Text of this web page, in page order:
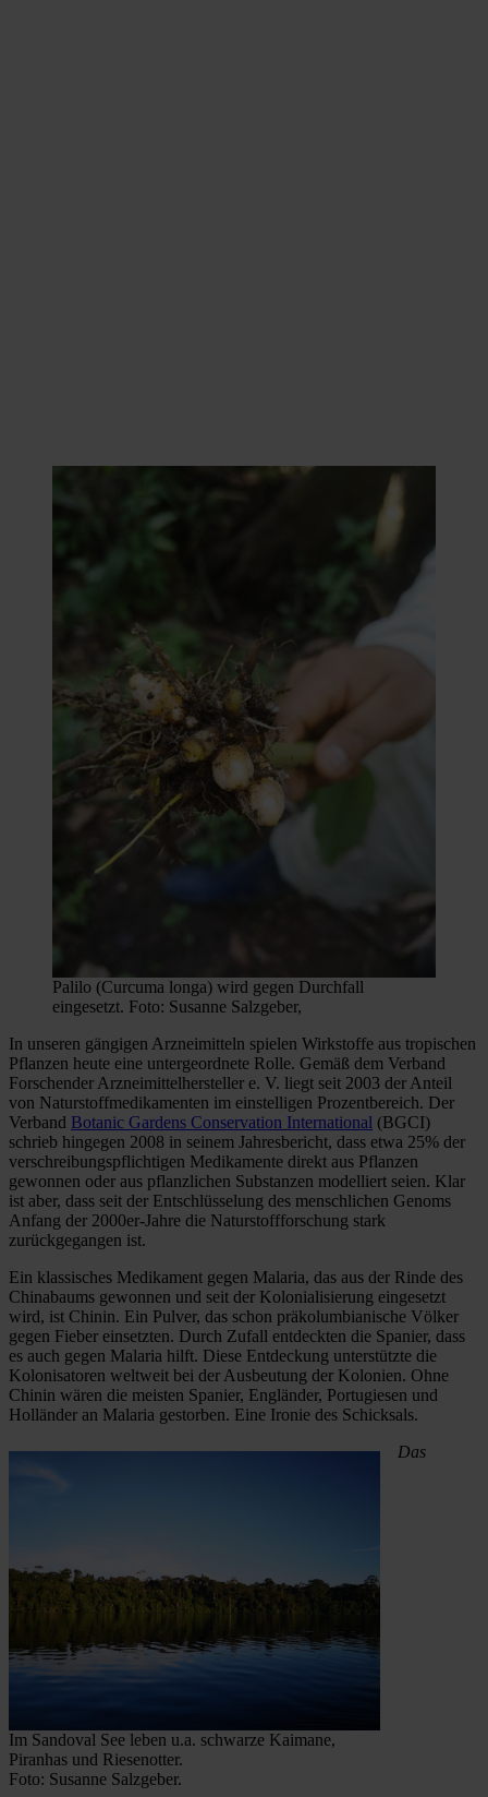
Palilo (Curcuma longa) wird gegen Durchfall
eingesetzt. Foto: Susanne Salzgeber,
In unseren gängigen Arzneimitteln spielen Wirkstoffe aus tropischen
Pflanzen heute eine untergeordnete Rolle. Gemäß dem Verband
Forschender Arzneimittelhersteller e. V. liegt seit 2003 der Anteil
von Naturstoffmedikamenten im einstelligen Prozentbereich. Der
Verband Botanic Gardens Conservation International (BGCI)
schrieb hingegen 2008 in seinem Jahresbericht, dass etwa 25% der
verschreibungspflichtigen Medikamente direkt aus Pflanzen
gewonnen oder aus pflanzlichen Substanzen modelliert seien. Klar
ist aber, dass seit der Entschlüsselung des menschlichen Genoms
Anfang der 2000er-Jahre die Naturstoffforschung stark
zurückgegangen ist.
Ein klassisches Medikament gegen Malaria, das aus der Rinde des
Chinabaums gewonnen und seit der Kolonialisierung eingesetzt
wird, ist Chinin. Ein Pulver, das schon präkolumbianische Völker
gegen Fieber einsetzten. Durch Zufall entdeckten die Spanier, dass
es auch gegen Malaria hilft. Diese Entdeckung unterstützte die
Kolonisatoren weltweit bei der Ausbeutung der Kolonien. Ohne
Chinin wären die meisten Spanier, Engländer, Portugiesen und
Holländer an Malaria gestorben. Eine Ironie des Schicksals.
Im Sandoval See leben u.a. schwarze Kaimane,
Piranhas und Riesenotter.
Foto: Susanne Salzgeber.
Das